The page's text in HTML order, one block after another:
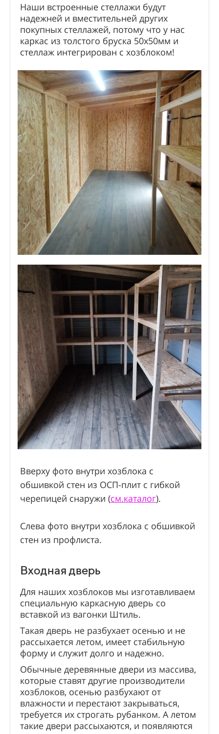
Наши встроенные стеллажи будут
надежней и вместительней других
покупных стеллажей, потому что у нас
каркас из толстого бруска 50х50мм и
стеллаж интегрирован с хозблоком!
Вверху фото внутри хозблока с
обшивкой стен из ОСП-плит с гибкой
черепицей снаружи (см.каталог).
Слева фото внутри хозблока с обшивкой
стен из профлиста.
Входная дверь
Для наших хозблоков мы изготавливаем
специальную каркасную дверь со
вставкой из вагонки Штиль.
Такая дверь не разбухает осенью и не
рассыхается летом, имеет стабильную
форму и служит долго и надежно.
Обычные деревянные двери из массива,
которые ставят другие производители
хозблоков, осенью разбухают от
влажности и перестают закрываться,
требуется их строгать рубанком. А летом
такие двери рассыхаются, и появляются
Два отзыва клиентов о наших беседках
Отзыв клиента о хозблоке